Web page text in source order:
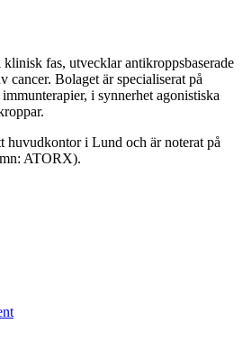
fas, utvecklar antikroppsbaserade
cancer. Bolaget är specialiserat på
i synnerhet agonistiska
huvudkontor i Lund och är noterat på
ATORX).